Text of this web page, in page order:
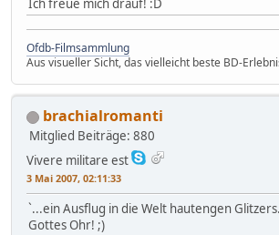
Ich freue mich drauf! :D
Ofdb-Filmsammlung
Aus visueller Sicht, das vielleicht beste BD-
brachialromanti
Mitglied Beiträge: 880
Vivere militare est
3 Mai 2007, 02:11:33
`...ein Ausflug in die Welt hautengen
Gottes Ohr! ;)